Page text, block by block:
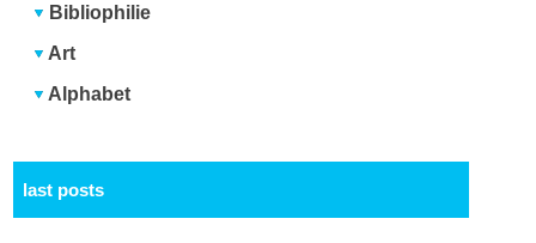
Bibliophilie
Art
Alphabet
last posts